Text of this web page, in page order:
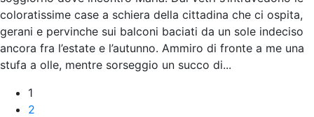
coloratissime case a schiera della cittadina che ci ospita,
gerani e pervinche sui balconi baciati da un sole indeciso
ancora fra l’estate e l’autunno. Ammiro di fronte a me una
stufa a olle, mentre sorseggio un succo di...
1
2